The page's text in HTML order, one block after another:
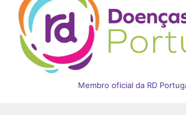
Membro oficial da RD